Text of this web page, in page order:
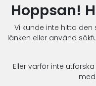
Hoppsan!
Vi kunde inte hitta den
länken eller använd
Eller varför inte